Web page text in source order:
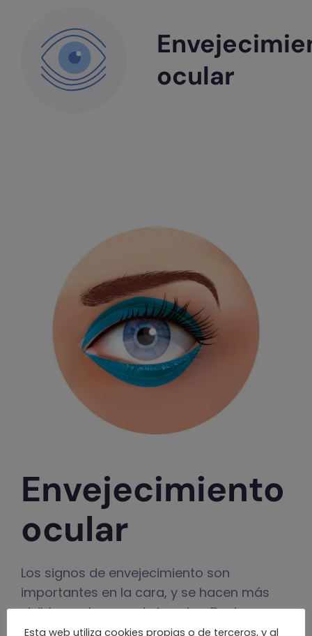
ocular
Envejecimiento
ocular
Los signos de envejecimiento son
importantes en la cara, y se hacen más
visibles en la zona de los ojos. Destacan
los siguientes:
Esta web utiliza cookies propias o de terceros, y al